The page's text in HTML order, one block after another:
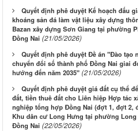
Quyết định phê duyệt Kế hoạch đấu
khoáng sản đá làm vật liệu xây dựng
Bazan xây dựng Sơn Giang tại phường
Đồng Nai (21/05/2026)
Quyết định phê duyệt Đề án "Đào tạo
chuyển đổi số thành phố Đồng Nai giai
hướng đến năm 2035" (21/05/2026)
Quyết định phê duyệt giá đất cụ thể
đất, tiền thuê đất cho Liên hiệp Hợp tác
nghiệp tổng hợp Đồng Nai (đợt 1, đợt 2,
Khu dân cư Long Hưng tại phường
Đồng Nai (22/05/2026)